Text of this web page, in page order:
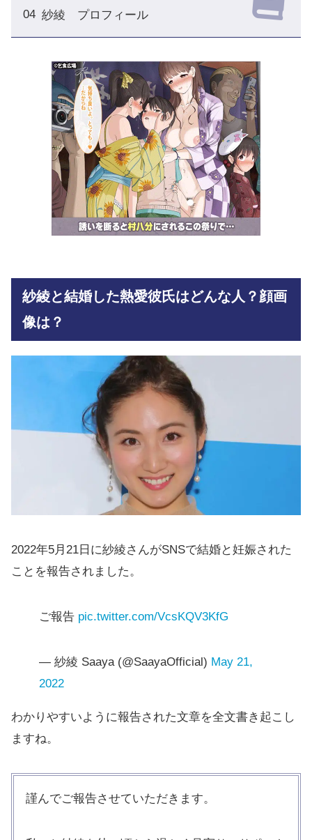
紗綾 プロフィール
紗綾と結婚した熱愛彼氏はどんな人？顔画
像は？
2022年5月21日に紗綾さんがSNSで結婚と妊娠された
ことを報告されました。
ご報告 pic.twitter.com/VcsKQV3KfG
— 紗綾 Saaya (@SaayaOfficial) May 21,
2022
わかりやすいように報告された文章を全文書き起こし
ますね。
謹んでご報告させていただきます。